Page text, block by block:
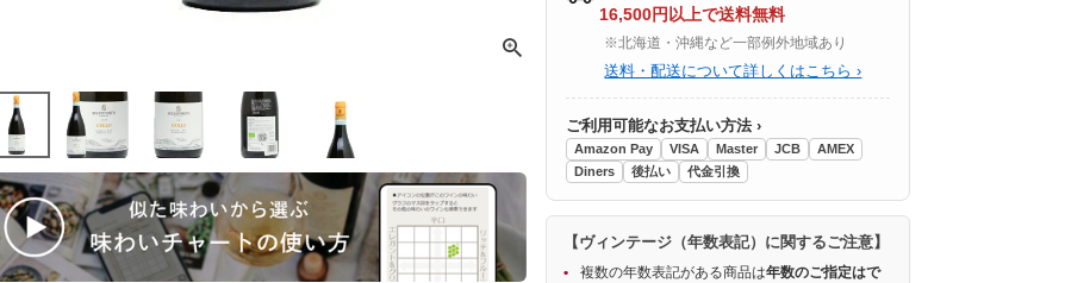
16,500円以上で送料無料
※北海道・沖縄など一部例外地域あり
送料・配送について詳しくはこちら ›
ご利用可能なお支払い方法 ›
Amazon Pay VISA Master JCB
AMEX
Diners
後払い 代金引換
【ヴィンテージ（年数表記）に関するご注意】
複数の年数表記がある商品は年数のご指定はで